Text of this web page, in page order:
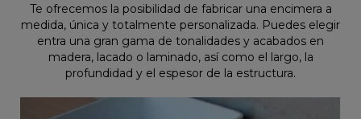
Te ofrecemos la posibilidad de fabricar una encimera a
medida, única y totalmente personalizada. Puedes elegir
entra una gran gama de tonalidades y acabados en
madera, lacado o laminado, así como el largo, la
profundidad y el espesor de la estructura.